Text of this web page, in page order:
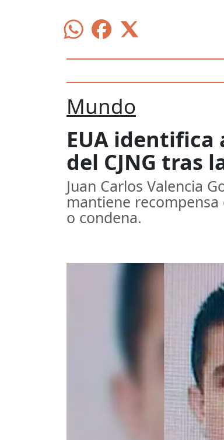
Mundo
EUA identifica
del CJNG tras
Juan Carlos Valencia
mantiene
o condena.